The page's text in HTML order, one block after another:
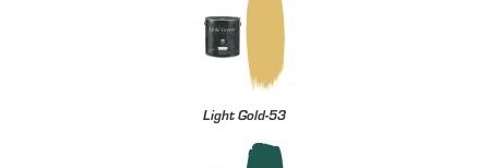
Light Gold-53